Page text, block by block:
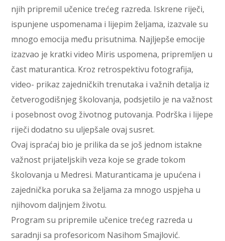
njih pripremil učenice trećeg razreda. Iskrene riječi,
ispunjene uspomenama i lijepim željama, izazvale su
mnogo emocija među prisutnima. Najljepše emocije
izazvao je kratki video Miris uspomena, pripremljen u
čast maturantica. Kroz retrospektivu fotografija,
video- prikaz zajedničkih trenutaka i važnih detalja iz
četverogodišnjeg školovanja, podsjetilo je na važnost
i posebnost ovog životnog putovanja. Podrška i lijepe
riječi dodatno su uljepšale ovaj susret.
Ovaj ispraćaj bio je prilika da se još jednom istakne
važnost prijateljskih veza koje se grade tokom
školovanja u Medresi. Maturanticama je upućena i
zajednička poruka sa željama za mnogo uspjeha u
njihovom daljnjem životu.
Program su pripremile učenice trećeg razreda u
saradnji sa profesoricom Nasihom Smajlović.